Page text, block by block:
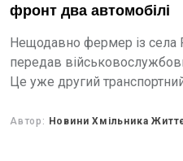
фронт два автомобілі
Нещодавно фермер із села
передав
Це уже другий транспортний
бойових завдань.
Автор: Новини Хмільника